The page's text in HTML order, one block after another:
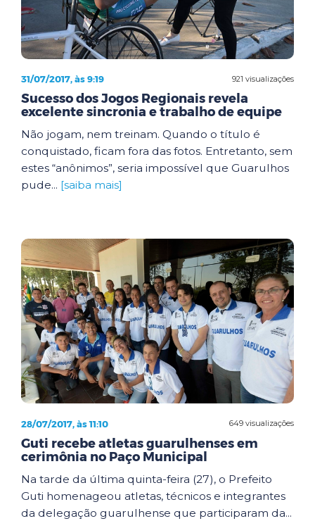
921 visualizações
31/07/2017, às 9:19
Sucesso dos Jogos Regionais revela
excelente sincronia e trabalho de equipe
Não jogam, nem treinam. Quando o título é
conquistado, ficam fora das fotos. Entretanto, sem
estes “anônimos”, seria impossível que Guarulhos
pude... [saiba mais]
649 visualizações
28/07/2017, às 11:10
Guti recebe atletas guarulhenses em
cerimônia no Paço Municipal
Na tarde da última quinta-feira (27), o Prefeito
Guti homenageou atletas, técnicos e integrantes
da delegação guarulhense que participaram da...